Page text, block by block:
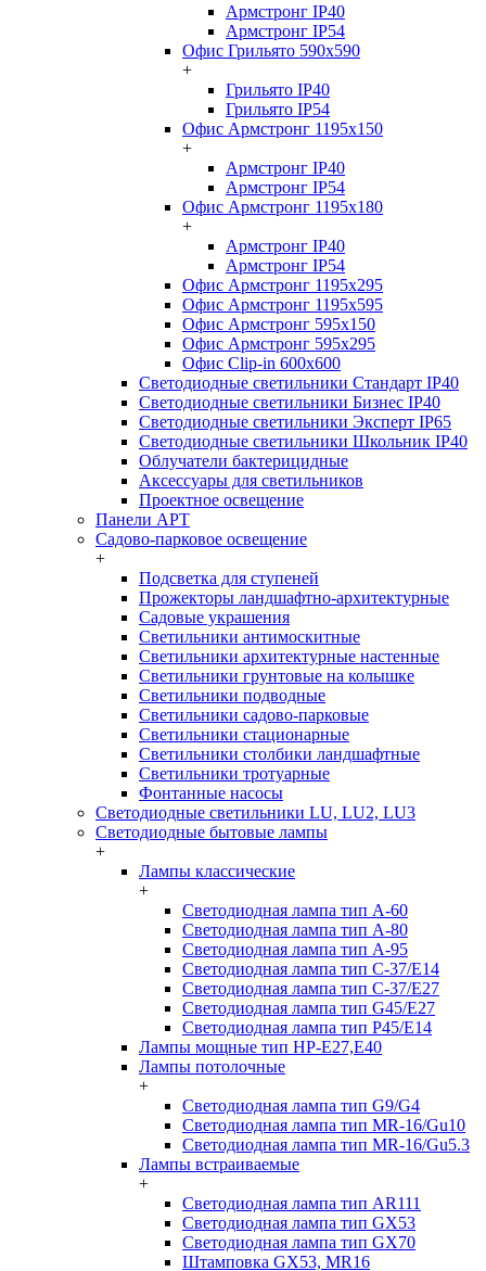
Армстронг IP40
Армстронг IP54
Офис Грильято 590x590
+
Грильято IP40
Грильято IP54
Офис Армстронг 1195x150
+
Армстронг IP40
Армстронг IP54
Офис Армстронг 1195x180
+
Армстронг IP40
Армстронг IP54
Офис Армстронг 1195x295
Офис Армстронг 1195x595
Офис Армстронг 595x150
Офис Армстронг 595x295
Офис Clip-in 600x600
Светодиодные светильники Стандарт IP40
Светодиодные светильники Бизнес IP40
Светодиодные светильники Эксперт IP65
Светодиодные светильники Школьник IP40
Облучатели бактерицидные
Аксессуары для светильников
Проектное освещение
Панели АРТ
Садово-парковое освещение
+
Подсветка для ступеней
Прожекторы ландшафтно-архитектурные
Садовые украшения
Светильники антимоскитные
Светильники архитектурные настенные
Светильники грунтовые на колышке
Светильники подводные
Светильники садово-парковые
Светильники стационарные
Светильники столбики ландшафтные
Светильники тротуарные
Фонтанные насосы
Светодиодные светильники LU, LU2, LU3
Светодиодные бытовые лампы
+
Лампы классические
+
Светодиодная лампа тип A-60
Светодиодная лампа тип A-80
Светодиодная лампа тип A-95
Светодиодная лампа тип C-37/Е14
Светодиодная лампа тип C-37/Е27
Светодиодная лампа тип G45/E27
Светодиодная лампа тип P45/E14
Лампы мощные тип HP-E27,E40
Лампы потолочные
+
Светодиодная лампа тип G9/G4
Светодиодная лампа тип MR-16/Gu10
Светодиодная лампа тип MR-16/Gu5.3
Лампы встраиваемые
+
Светодиодная лампа тип AR111
Светодиодная лампа тип GX53
Светодиодная лампа тип GX70
Штамповка GX53, MR16